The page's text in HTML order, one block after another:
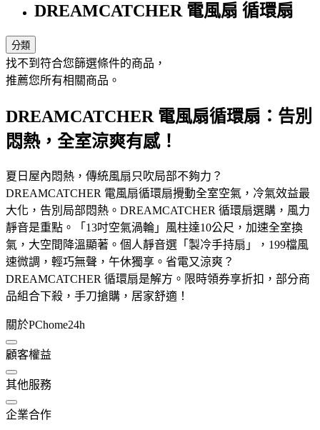
DREAMCATCHER 電風扇 循環扇
分類
找不到符合您篩選條件的商品，
推薦您所有相關商品。
DREAMCATCHER 電風扇循環扇：告別
悶熱，全室涼爽有感！
夏日屋內悶熱，傳統風扇只吹局部不夠力？
DREAMCATCHER 電風扇循環扇攪動全室空氣，冷氣效益最
大化，告別局部悶熱。DREAMCATCHER 循環扇選購，風力
靜音是重點。「13吋空氣渦輪」風柱達10公尺，加速全室換
氣，大空間降溫顯著。個人靜音選「製冷手持扇」，199檔風
速微調，輕巧無聲，午休獨享。省電又涼爽？
DREAMCATCHER 循環扇是解方。限時領券享折扣，部分商
品組合下殺，手刀搶購，居家舒適！
關於PChome24h
顧客權益
其他服務
企業合作